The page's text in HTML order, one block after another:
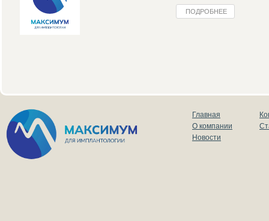
ПОДРОБНЕЕ
Главная
О компании
Новости